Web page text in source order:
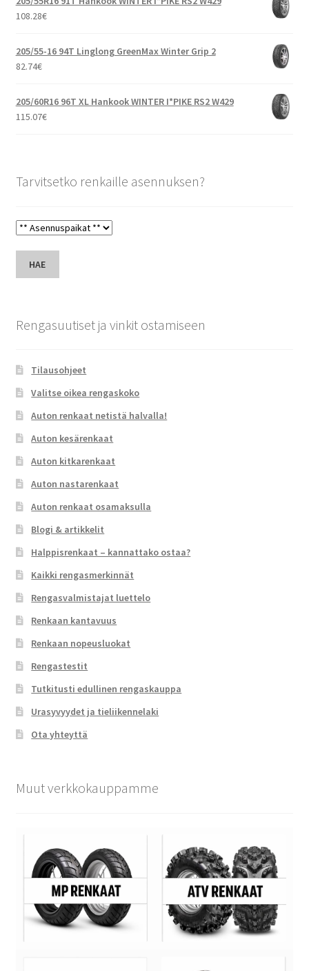
108.28€
205/55-16 94T Linglong GreenMax Winter Grip 2
82.74€
205/60R16 96T XL Hankook WINTER I*PIKE RS2 W429
115.07€
Tarvitsetko renkaille asennuksen?
HAE
Rengasuutiset ja vinkit ostamiseen
Tilausohjeet
Valitse oikea rengaskoko
Auton renkaat netistä halvalla!
Auton kesärenkaat
Auton kitkarenkaat
Auton nastarenkaat
Auton renkaat osamaksulla
Blogi & artikkelit
Halppisrenkaat – kannattako ostaa?
Kaikki rengasmerkinnät
Rengasvalmistajat luettelo
Renkaan kantavuus
Renkaan nopeusluokat
Rengastestit
Tutkitusti edullinen rengaskauppa
Urasyvyydet ja tieliikennelaki
Ota yhteyttä
Muut verkkokauppamme